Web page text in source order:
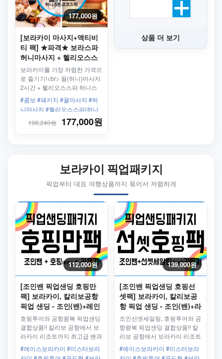
177,000원
[보라카이 마사지+액티비
티 팩] ★파격★ 보라스파
허니마사지 + 헬리오스스
파(허니스톤코코스파)
보라카이를 가장 저렴한 가격으
로 즐기기!<br> 꿀(허니)마사지
2시간 + 헬리오스스파 허니스
톤코코스파
#콤보 #패키지 #꿀마사지 #허
니마사지 #헬리오스스파(허니
198,240원 177,000원
상품 더 보기
보라카이 픽업패키지
픽업부터 대표 여행상품까지 묶어서 저렴하게
112,000원
[조인밴 픽업샌딩 호핑만
팩] 보라카이, 칼리보공항
픽업 샌딩 - 조인(밴)+레인
보우 호핑투어 블루+라운
지
호핑투어와 공항왕복 픽업샌딩
결합상품!! 칼리보 공항에서 보
라카이 리조트까지 최고급 밴과
친절한 직원들이 안전하고 편안
하게 모십니다.
#에이스보라카이 #미스터보라
139,000원
[조인밴 픽업샌딩 호핑선
셋팩] 보라카이, 칼리보공
항 픽업 샌딩 - 조인(밴)+라
운지+레인보우 호핑투어
블루+조인선셋세일링
조인선셋세일링, 호핑투어와 공
항왕복 픽업샌딩 결합상품!! 칼
리보 공항에서 보라카이 리조트
까지 최고급 밴과 친절한 직원
들이 안전하고 편안하게 모십니
#에이스보라카이 #미스터보라